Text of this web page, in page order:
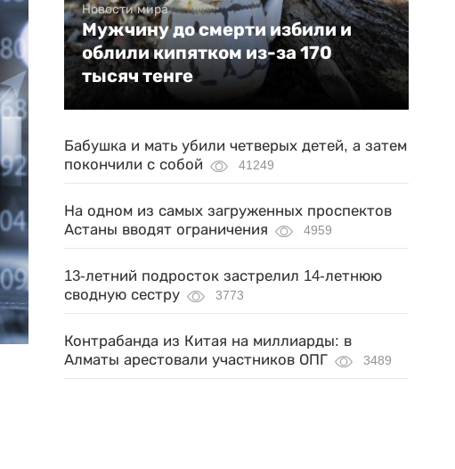
Новости мира
Мужчину до смерти избили и
облили кипятком из-за 170
тысяч тенге
Бабушка и мать убили четверых детей, а затем
покончили с собой
41249
На одном из самых загруженных проспектов
Астаны вводят ограничения
4959
13-летний подросток застрелил 14-летнюю
сводную сестру
3773
Контрабанда из Китая на миллиарды: в
Алматы арестовали участников ОПГ
3489